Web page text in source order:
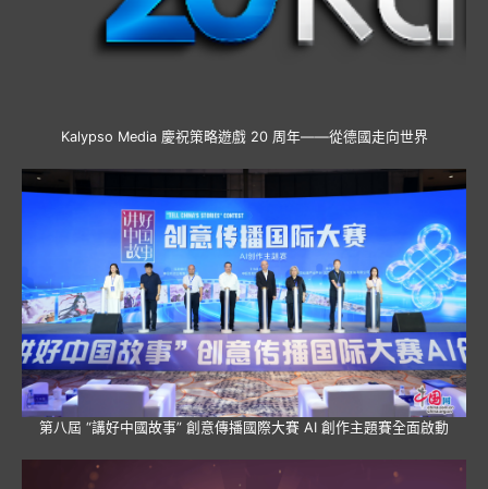
Kalypso Media 慶祝策略遊戲 20 周年——從德國走向世界
第八屆 “講好中國故事” 創意傳播國際大賽 AI 創作主題賽全面啟動